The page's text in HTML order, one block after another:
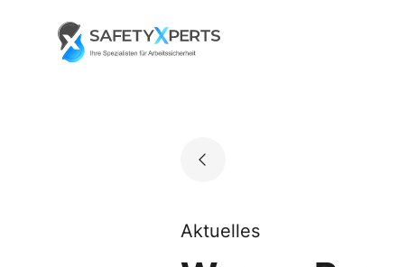
Go to landing page.
Aktuelles